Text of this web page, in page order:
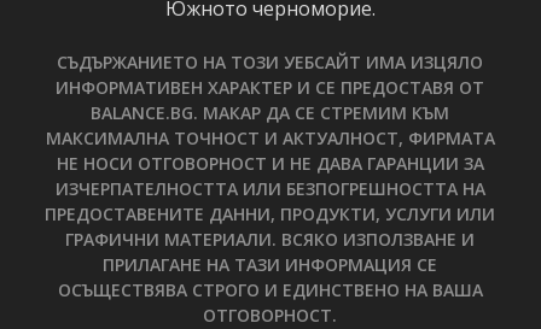
Южното черноморие.
СЪДЪРЖАНИЕТО НА ТОЗИ УЕБСАЙТ ИМА ИЗЦЯЛО
ИНФОРМАТИВЕН ХАРАКТЕР И СЕ ПРЕДОСТАВЯ ОТ
BALANCE.BG. МАКАР ДА СЕ СТРЕМИМ КЪМ
МАКСИМАЛНА ТОЧНОСТ И АКТУАЛНОСТ, ФИРМАТА
НЕ НОСИ ОТГОВОРНОСТ И НЕ ДАВА ГАРАНЦИИ ЗА
ИЗЧЕРПАТЕЛНОСТТА ИЛИ БЕЗПОГРЕШНОСТТА НА
ПРЕДОСТАВЕНИТЕ ДАННИ, ПРОДУКТИ, УСЛУГИ ИЛИ
ГРАФИЧНИ МАТЕРИАЛИ. ВСЯКО ИЗПОЛЗВАНЕ И
ПРИЛАГАНЕ НА ТАЗИ ИНФОРМАЦИЯ СЕ
ОСЪЩЕСТВЯВА СТРОГО И ЕДИНСТВЕНО НА ВАША
ОТГОВОРНОСТ.